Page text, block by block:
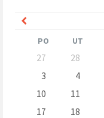
Predchádzajúci
mesiac
PO UT
Preskočit
kalendárne
27 28
3
4
10
11
17
18